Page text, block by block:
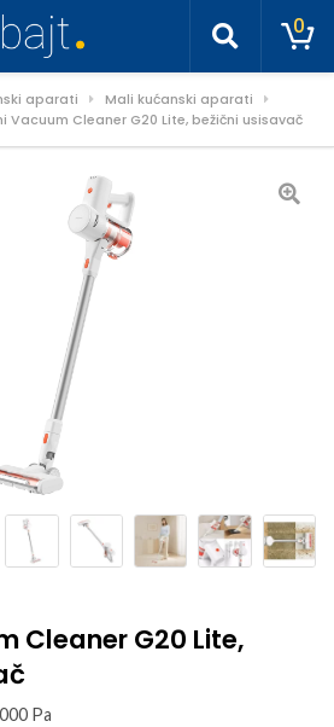
0
aparati
Mali kućanski aparati
Vacuum Cleaner G20 Lite, bežični usisavač
Cleaner G20 Lite,
Pa